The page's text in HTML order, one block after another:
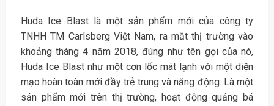
Huda Ice Blast là một sản phẩm mới của công ty
TNHH TM Carlsberg Việt Nam, ra mắt thị trường vào
khoảng tháng 4 năm 2018, đúng như tên gọi của nó,
Huda Ice Blast như một cơn lốc mát lạnh với một diện
mạo hoàn toàn mới đầy trẻ trung và năng động. Là một
sản phẩm mới trên thị trường, hoạt động quảng bá